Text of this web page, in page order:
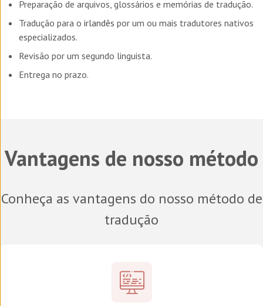
Preparação de arquivos, glossários e memórias de tradução.
Tradução para o irlandês por um ou mais tradutores nativos
especializados.
Revisão por um segundo linguista.
Entrega no prazo.
Vantagens de nosso método
Conheça as vantagens do nosso método de
tradução